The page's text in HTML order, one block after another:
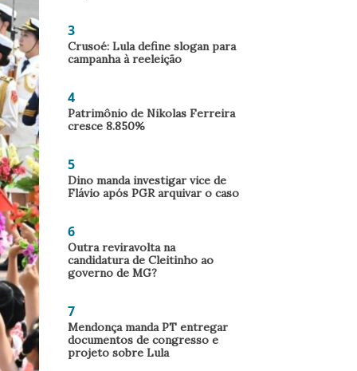
3
Crusoé: Lula define slogan para
campanha à reeleição
4
Patrimônio de Nikolas Ferreira
cresce 8.850%
5
Dino manda investigar vice de
Flávio após PGR arquivar o caso
6
Outra reviravolta na
candidatura de Cleitinho ao
governo de MG?
7
Mendonça manda PT entregar
documentos de congresso e
projeto sobre Lula